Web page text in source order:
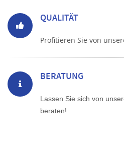
QUALITÄT
Profitieren Sie von
BERATUNG
Lassen Sie sich von
beraten!